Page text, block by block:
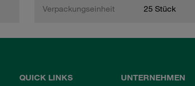
Verpackungseinheit 25 Stück
QUICK LINKS UNTERNEHMEN